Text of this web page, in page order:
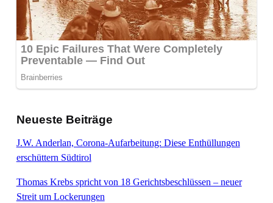
Neueste Beiträge
J.W. Anderlan, Corona-Aufarbeitung: Diese Enthüllungen
erschüttern Südtirol
Thomas Krebs spricht von 18 Gerichtsbeschlüssen – neuer
Streit um Lockerungen